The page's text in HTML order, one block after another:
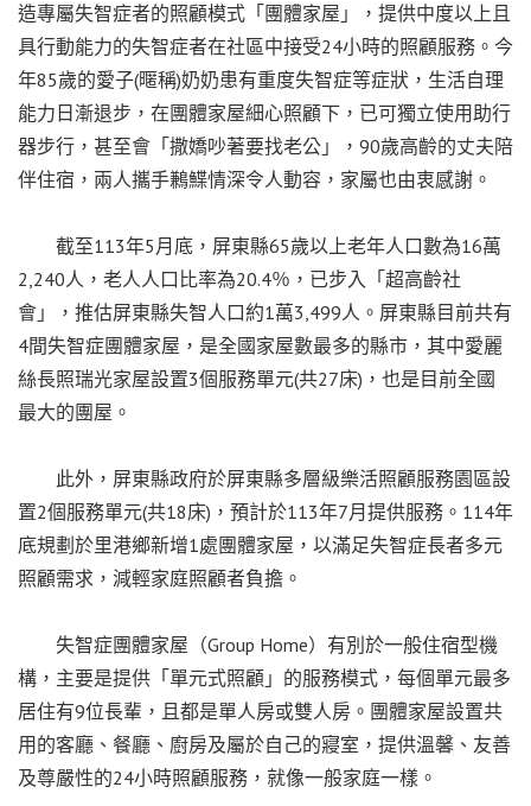
造專屬失智症者的照顧模式「團體家屋」，提供中度以上且
具行動能力的失智症者在社區中接受24小時的照顧服務。今
年85歲的愛子(暱稱)奶奶患有重度失智症等症狀，生活自理
能力日漸退步，在團體家屋細心照顧下，已可獨立使用助行
器步行，甚至會「撒嬌吵著要找老公」，90歲高齡的丈夫陪
伴住宿，兩人攜手鶼鰈情深令人動容，家屬也由衷感謝。
截至113年5月底，屏東縣65歲以上老年人口數為16萬
2,240人，老人人口比率為20.4％，已步入「超高齡社
會」，推估屏東縣失智人口約1萬3,499人。屏東縣目前共有
4間失智症團體家屋，是全國家屋數最多的縣市，其中愛麗
絲長照瑞光家屋設置3個服務單元(共27床)，也是目前全國
最大的團屋。
此外，屏東縣政府於屏東縣多層級樂活照顧服務園區設
置2個服務單元(共18床)，預計於113年7月提供服務。114年
底規劃於里港鄉新增1處團體家屋，以滿足失智症長者多元
照顧需求，減輕家庭照顧者負擔。
失智症團體家屋（Group Home）有別於一般住宿型機
構，主要是提供「單元式照顧」的服務模式，每個單元最多
居住有9位長輩，且都是單人房或雙人房。團體家屋設置共
用的客廳、餐廳、廚房及屬於自己的寢室，提供溫馨、友善
及尊嚴性的24小時照顧服務，就像一般家庭一樣。